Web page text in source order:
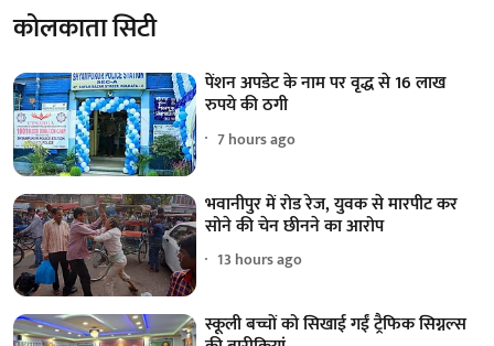
कोलकाता सिटी
पेंशन अपडेट के नाम पर वृद्ध से 16 लाख
रुपये की ठगी
7 hours ago
भवानीपुर में रोड रेज, युवक से मारपीट कर
सोने की चेन छीनने का आरोप
13 hours ago
स्कूली बच्चों को सिखाई गईं ट्रैफिक सिग्नल्स